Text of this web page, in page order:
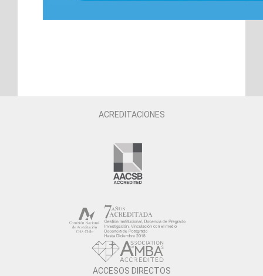
ACREDITACIONES
ACCESOS DIRECTOS